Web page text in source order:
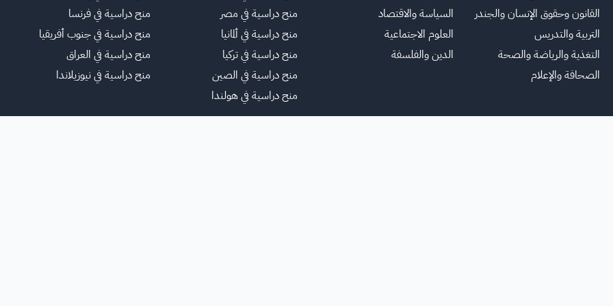
القانون وحقوق الإنسان والجندر
التربية والتدريس
التغذية والرياضة والصحة
الصحافة والإعلام
السياسة والاقتصاد
العلوم الاجتماعية
الدين والفلسفة
منح دراسية في مصر
منح دراسية في ألمانيا
منح دراسية في تركيا
منح دراسية في الصين
منح دراسية في هولندا
منح دراسية في فرنسا
منح دراسية في جنوب أفريقيا
منح دراسية في العراق
منح دراسية في نيوزيلاندا